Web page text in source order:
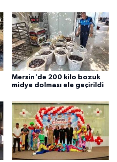
Mersin'de 200 kilo bozuk
midye dolması ele geçirildi